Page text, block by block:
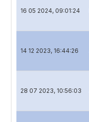
16 05 2024, 09:01:24
14 12 2023, 16:44:26
28 07 2023, 10:56:03